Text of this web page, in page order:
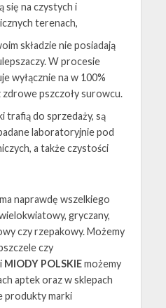
się na czystych i
terenach,
składzie nie posiadają
W procesie
wyłącznie na w 100%
pszczoły surowcu.
trafią do sprzedaży, są
laboratoryjnie pod
a także czystości
naprawdę wszelkiego
gryczany,
czy rzepakowy. Możemy
czy
MIODY POLSKIEmożemy
aptek oraz w sklepach
produkty marki